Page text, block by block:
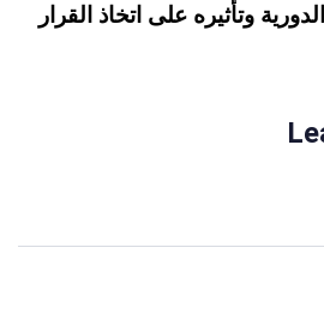
وتأثيره على اتخاذ القرار